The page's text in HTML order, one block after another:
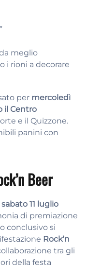
meglio
i rioni a decorare
per mercoledì
il Centro
e il Quizzone.
panini con
Beer
sabato 11 luglio
di premiazione
conclusivo si
Rock’n
tra gli
della festa